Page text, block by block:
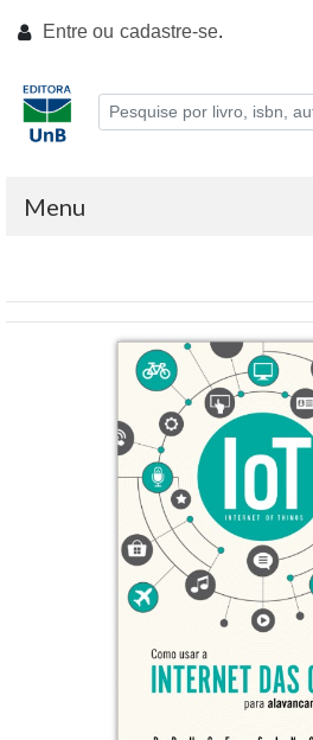
Entre ou cadastre-se.
Menu